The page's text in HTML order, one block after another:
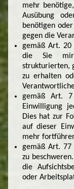
mehr
Ausübung
benötigen
gegen die
gemäß Art. 20
die Sie mir
strukturierten,
zu erhalten
gemäß Art.
Einwilligung
Dies hat zur
auf dieser
mehr
gemäß Art. 77
zu
die
oder